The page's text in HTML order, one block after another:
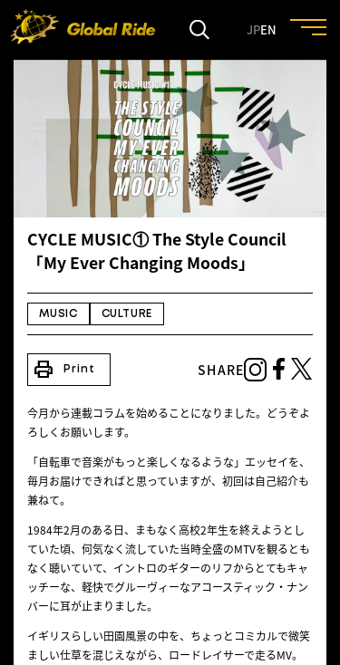
JPEN
HOME
FEATURE
EVENT
CULTURE
TRIP&TRAVEL
ENTRY
NEWS
CYCLE MUSIC① The Style Council
「My Ever Changing Moods」
MUSIC CULTURE
print Print SHARE
今月から連載コラムを始めることになりました。どうぞよ
ろしくお願いします。
「自転車で音楽がもっと楽しくなるような」エッセイを、
毎月お届けできればと思っていますが、初回は自己紹介も
兼ねて。
1984年2月のある日、まもなく高校2年生を終えようとし
ていた頃、何気なく流していた当時全盛のMTVを観るとも
なく聴いていて、イントロのギターのリフからとてもキャ
ッチーな、軽快でグルーヴィーなアコースティック・ナン
バーに耳が止まりました。
イギリスらしい田園風景の中を、ちょっとコミカルで微笑
ましい仕草を混じえながら、ロードレイサーで走るMV。